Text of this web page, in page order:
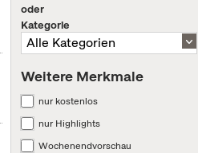
oder
Kategorie
Weitere Merkmale
nur kostenlos
nur Highlights
Wochenendvorschau